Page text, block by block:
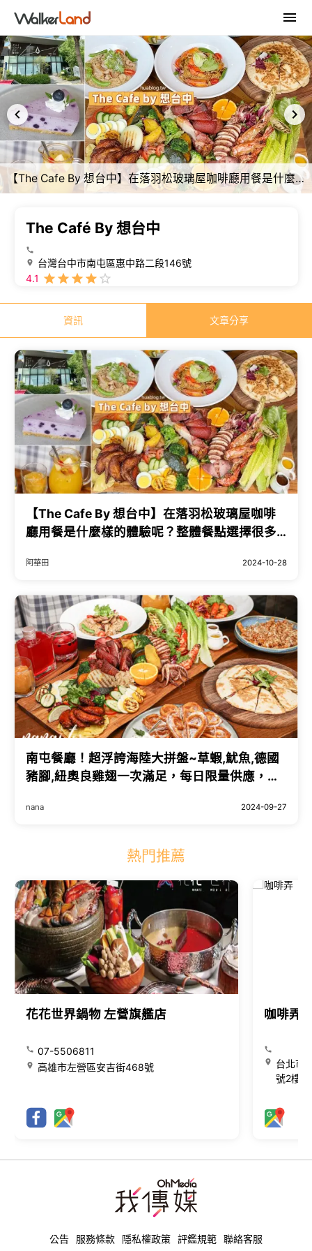
【The Cafe By 想台中】在落羽松玻璃屋咖啡廳用餐是什麼樣的體驗呢？整體餐點選擇很多元，大份量又好吃！平日不限時、提供免費插座～台中早午餐、下午茶推薦！ - 阿華田的美食日記
The Café By 想台中
台灣台中市南屯區惠中路二段146號
4.1
資訊 文章分享
【The Cafe By 想台中】在落羽松玻璃屋咖啡
廳用餐是什麼樣的體驗呢？整體餐點選擇很多
座～台中早午餐、下午茶推薦！ - 阿華田的美
阿華田 2024-10-28
南屯餐廳！超浮誇海陸大拼盤~草蝦,魷魚,德國
豬腳,紐奧良雞翅一次滿足，每日限量供應，建
nana 2024-09-27
熱門推薦
花花世界鍋物 左營旗艦店
07-5506811
高雄市左營區安吉街468號
咖啡弄
台北市
號2樓
公告 服務條款 隱私權政策 評鑑規範 聯絡客服